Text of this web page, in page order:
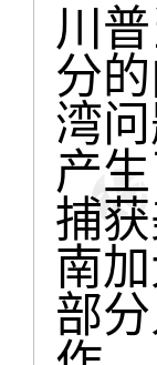
川
分
湾
产
捕
南
部